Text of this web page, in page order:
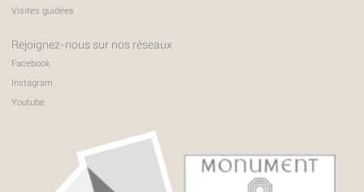
Visites guidées
Rejoignez-nous sur nos réseaux
Facebook
Instagram
Youtube